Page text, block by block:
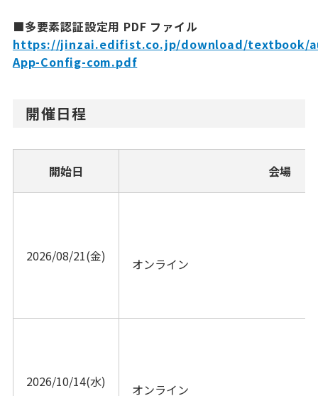
■多要素認証設定用 PDF ファイル
https://jinzai.edifist.co.jp/download/textbook/
App-Config-com.pdf
開催日程
開始日 会場
2026/08/21(金)
2026/10/14(水)